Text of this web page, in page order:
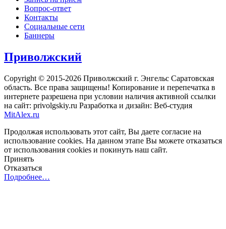
Вопрос-ответ
Контакты
Социальные сети
Баннеры
Приволжский
Copyright © 2015-2026 Приволжский г. Энгельс Саратовская
область. Все права защищены! Копирование и перепечатка в
интернете разрешена при условии наличия активной ссылки
на сайт: privolgskiy.ru Разработка и дизайн: Веб-студия
MitAlex.ru
Продолжая использовать этот сайт, Вы даете согласие на
использование cookies. На данном этапе Вы можете отказаться
от использования cookies и покинуть наш сайт.
Принять
Отказаться
Подробнее…